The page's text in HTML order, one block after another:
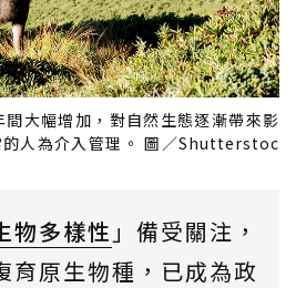
大幅增加，對自然生態逐漸帶來影
的人為介入管理。 圖／Shutterstoc
物多樣性 」備受關注，
育原生物種，已成為政